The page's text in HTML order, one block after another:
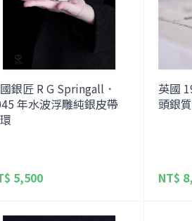
銀匠 R G Springall．
年水波浮雕純銀皮帶
5,500
英國
頭銀
NT$